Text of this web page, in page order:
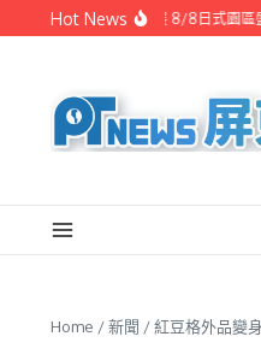
Skip to content
Hot News
州之美職人攝影展 8/8日式園區盛大
Home /新聞 /紅豆格外品變